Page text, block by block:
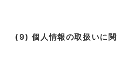
(9) 個人情報の取扱いに